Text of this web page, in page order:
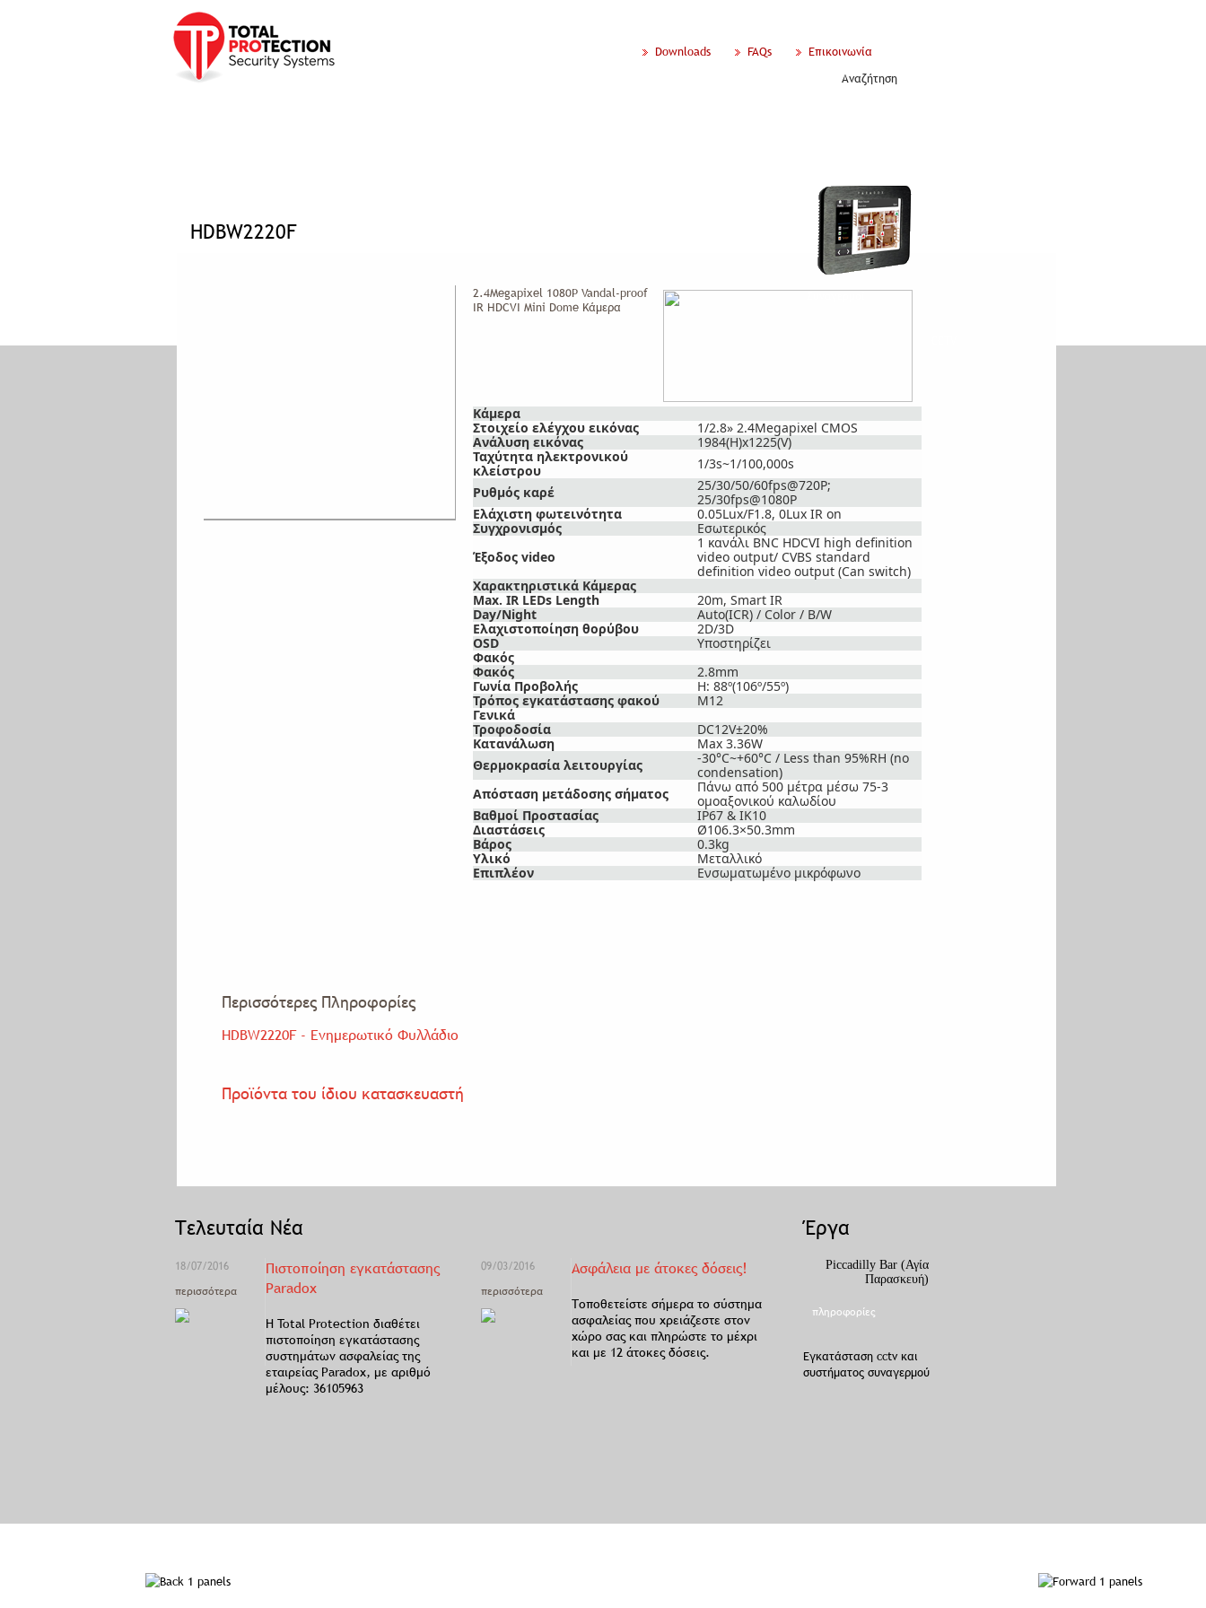
Downloads FAQs Επικοινωνία
Αναζήτηση
Συναγερμοί
Θυροτηλεοράσεις
HDBW2220F
2.4Megapixel 1080P Vandal-proof
IR HDCVI Mini Dome Κάμερα
Κάμερα
Στοιχείο ελέγχου εικόνας
1/2.8» 2.4Megapixel CMOS
Ανάλυση εικόνας
1984(H)x1225(V)
Ταχύτητα ηλεκτρονικού
κλείστρου
1/3s~1/100,000s
Ρυθμός καρέ
25/30/50/60fps@720P;
25/30fps@1080P
Ελάχιστη φωτεινότητα
0.05Lux/F1.8, 0Lux IR on
Συγχρονισμός
Εσωτερικός
Έξοδος video
1 κανάλι BNC HDCVI high definition
video output/ CVBS standard
definition video output (Can switch)
Χαρακτηριστικά Κάμερας
Max. IR LEDs Length
20m, Smart IR
Day/Night
Auto(ICR) / Color / B/W
Ελαχιστοποίηση θορύβου
2D/3D
OSD
Υποστηρίζει
Φακός
Φακός
2.8mm
Γωνία Προβολής
H: 88º(106º/55º)
Τρόπος εγκατάστασης φακού
M12
Γενικά
Τροφοδοσία
DC12V±20%
Κατανάλωση
Max 3.36W
Θερμοκρασία λειτουργίας
-30°C~+60°C / Less than 95%RH (no
condensation)
Απόσταση μετάδοσης σήματος
Πάνω από 500 μέτρα μέσω 75-3
ομοαξονικού καλωδίου
Βαθμοί Προστασίας
IP67 & IK10
Διαστάσεις
Ø106.3×50.3mm
Βάρος
0.3kg
Υλικό
Μεταλλικό
Επιπλέον
Ενσωματωμένο μικρόφωνο
Περισσότερες Πληροφορίες
HDBW2220F - Ενημερωτικό Φυλλάδιο
Προϊόντα του ίδιου κατασκευαστή
Τελευταία Νέα
18/07/2016
περισσότερα
Πιστοποίηση εγκατάστασης
Paradox
Η Total Protection διαθέτει
πιστοποίηση εγκατάστασης
συστημάτων ασφαλείας της
εταιρείας Paradox, με αριθμό
μέλους: 36105963
09/03/2016
περισσότερα
Ασφάλεια με άτοκες δόσεις!
Τοποθετείστε σήμερα το σύστημα
ασφαλείας που χρειάζεστε στον
χώρο σας και πληρώστε το μέχρι
και με 12 άτοκες δόσεις.
Έργα
Piccadilly Bar (Αγία
Παρασκευή)
πληροφορίες
Εγκατάσταση cctv και
συστήματος συναγερμού